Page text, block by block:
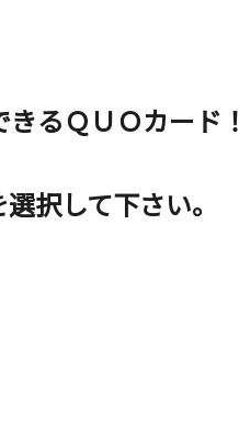
きるＱＵＯカード！
選択して下さい。